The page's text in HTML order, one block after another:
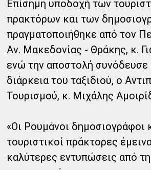
Επίσημη υποδοχή των
πρακτόρων και των
πραγματοποιήθηκε από τον
Αν. Μακεδονίας - Θράκης, κ.
ενώ την αποστολή συνόδευσε
διάρκεια του ταξιδιού, ο
Τουρισμού, κ. Μιχάλης
«Οι Ρουμάνοι δημοσιογράφοι
τουριστικοί πράκτορες
καλύτερες εντυπώσεις από τη